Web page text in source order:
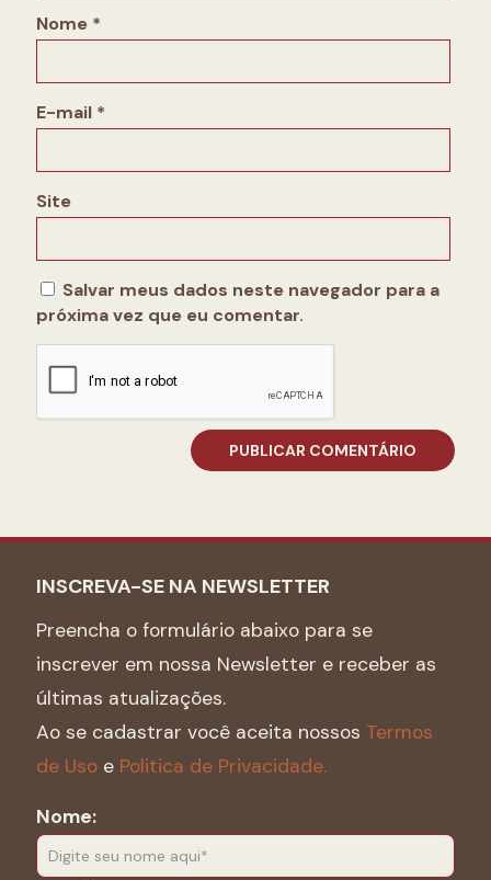
Nome *
E-mail *
Site
Salvar meus dados neste navegador para a
próxima vez que eu comentar.
INSCREVA-SE NA NEWSLETTER
Preencha o formulário abaixo para se
inscrever em nossa Newsletter e receber as
últimas atualizações.
Ao se cadastrar você aceita nossos Termos
de Uso e Politica de Privacidade.
Nome: